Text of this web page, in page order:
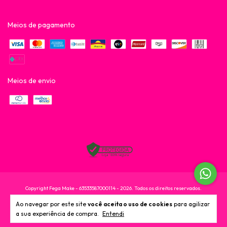
Ao navegar por este site você aceita o uso de cookies para agilizar
a sua experiência de compra. Entendi
Meios de pagamento
Meios de envio
Copyright Fega Make - 63533587000114 - 2026. Todos os direitos reservados.